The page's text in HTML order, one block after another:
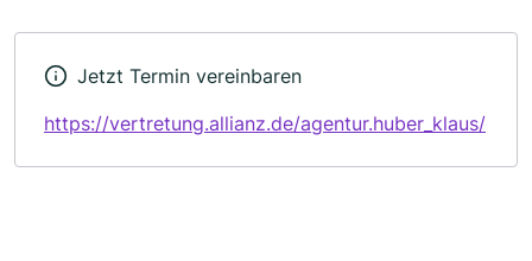
Jetzt Termin vereinbaren
https://vertretung.allianz.de/agentur.huber_klaus/